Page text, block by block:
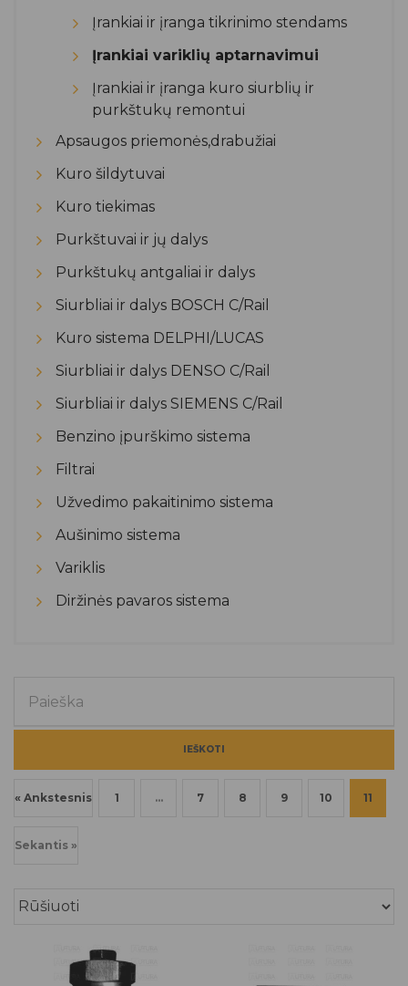
Įrankiai ir įranga tikrinimo stendams
Įrankiai variklių aptarnavimui
Įrankiai ir įranga kuro siurblių ir
purkštukų remontui
Apsaugos priemonės,drabužiai
Kuro šildytuvai
Kuro tiekimas
Purkštuvai ir jų dalys
Purkštukų antgaliai ir dalys
Siurbliai ir dalys BOSCH C/Rail
Kuro sistema DELPHI/LUCAS
Siurbliai ir dalys DENSO C/Rail
Siurbliai ir dalys SIEMENS C/Rail
Benzino įpurškimo sistema
Filtrai
Užvedimo pakaitinimo sistema
Aušinimo sistema
Variklis
Diržinės pavaros sistema
IEŠKOTI
« Ankstesnis 1 … 7 8 9 10 11
Sekantis »